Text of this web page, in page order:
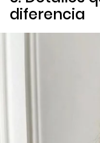
diferencia